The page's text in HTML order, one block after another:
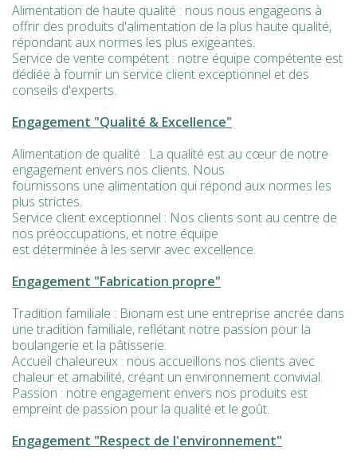
Alimentation de haute qualité : nous nous engageons à
offrir des produits d'alimentation de la plus haute qualité,
répondant aux normes les plus exigeantes.
Service de vente compétent : notre équipe compétente est
dédiée à fournir un service client exceptionnel et des
conseils d'experts.
Engagement "Qualité & Excellence"
Alimentation de qualité : La qualité est au cœur de notre
engagement envers nos clients. Nous
fournissons une alimentation qui répond aux normes les
plus strictes.
Service client exceptionnel : Nos clients sont au centre de
nos préoccupations, et notre équipe
est déterminée à les servir avec excellence.
Engagement "Fabrication propre"
Tradition familiale : Bionam est une entreprise ancrée dans
une tradition familiale, reflétant notre passion pour la
boulangerie et la pâtisserie.
Accueil chaleureux : nous accueillons nos clients avec
chaleur et amabilité, créant un environnement convivial.
Passion : notre engagement envers nos produits est
empreint de passion pour la qualité et le goût.
Engagement "Respect de l'environnement"